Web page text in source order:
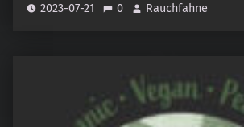
2023-07-21 0 Rauchfahne